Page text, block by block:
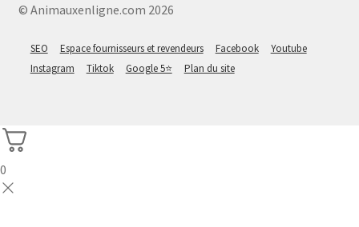
© Animauxenligne.com 2026
SEO Espace fournisseurs et revendeurs Facebook
Youtube
Instagram
Tiktok Google 5⭐ Plan du site
0